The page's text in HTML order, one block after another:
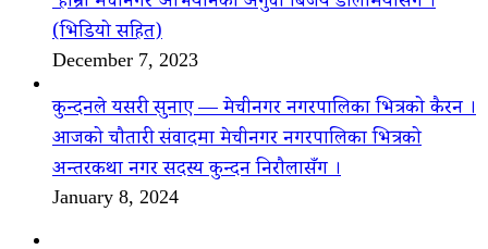
(भिडियो सहित)
December 7, 2023
कुन्दनले यसरी सुनाए — मेचीनगर नगरपालिका भित्रको कैरन ।
आजको चौतारी संवादमा मेचीनगर नगरपालिका भित्रको
अन्तरकथा नगर सदस्य कुन्दन निरौलासँग ।
January 8, 2024